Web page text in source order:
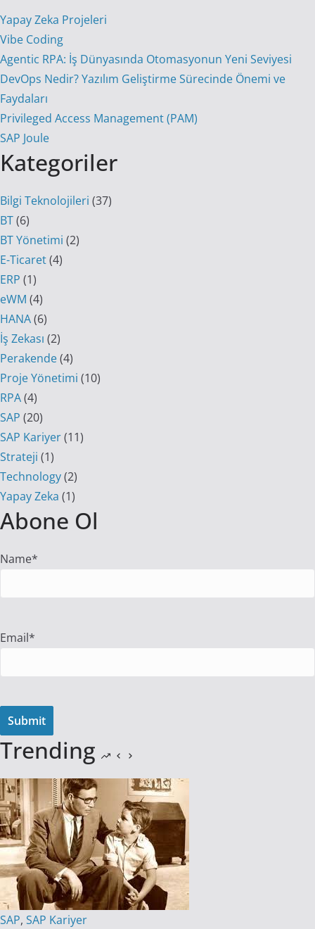
Yapay Zeka Projeleri
Vibe Coding
Agentic RPA: İş Dünyasında Otomasyonun Yeni Seviyesi
DevOps Nedir? Yazılım Geliştirme Sürecinde Önemi ve
Faydaları
Privileged Access Management (PAM)
SAP Joule
Kategoriler
Bilgi Teknolojileri (37)
BT(6)
BT Yönetimi (2)
E-Ticaret(4)
ERP (1)
eWM (4)
HANA(6)
İş Zekası (2)
Perakende(4)
Proje Yönetimi (10)
RPA(4)
SAP (20)
SAP Kariyer(11)
Strateji (1)
Technology(2)
Yapay Zeka (1)
Abone Ol
Name*
Email*
Trending
SAP, SAP Kariyer